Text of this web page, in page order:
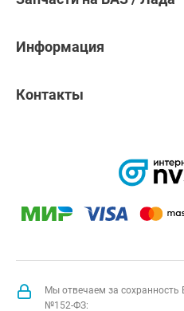
Информация
Контакты
Мы отвечаем за сохранность
№152-ФЗ: